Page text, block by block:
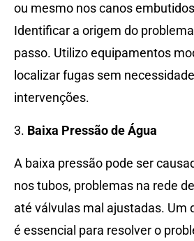
ou mesmo nos canos
Identificar a origem do
passo. Utilizo equipamentos
localizar fugas sem
intervenções.
3. Baixa Pressão de Água
A baixa pressão pode ser
nos tubos, problemas na rede
até válvulas mal ajustadas. Um
é essencial para resolver o